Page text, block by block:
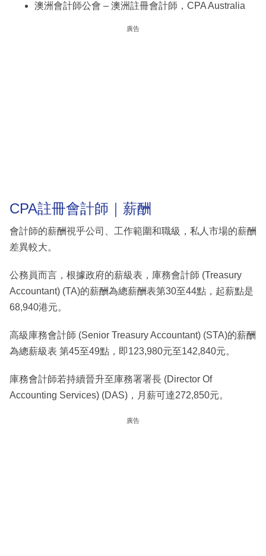
澳洲會計師公會 – 澳洲註冊會計師，CPA Australia
廣告
CPA註冊會計師｜薪酬
會計師的薪酬視乎公司、工作範圍和職級，私人市場的薪酬
差異較大。
公務員而言，根據政府的薪級表，庫務會計師 (Treasury
Accountant) (TA)的薪酬為總薪酬表第30至44點，起薪點是
68,940港元。
高級庫務會計師 (Senior Treasury Accountant) (STA)的薪酬
為總薪級表 第45至49點，即123,980元至142,840元。
庫務會計師若持續晉升至庫務署署長 (Director Of
Accounting Services) (DAS)，月薪可達272,850元。
廣告